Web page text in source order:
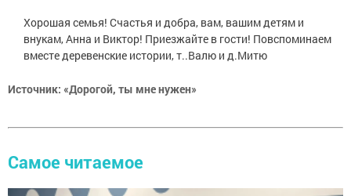
Хорошая семья! Счастья и добра, вам, вашим детям и
внукам, Анна и Виктор! Приезжайте в гости! Повспоминаем
вместе деревенские истории, т..Валю и д.Митю
Источник: «Дорогой, ты мне нужен»
Самое читаемое